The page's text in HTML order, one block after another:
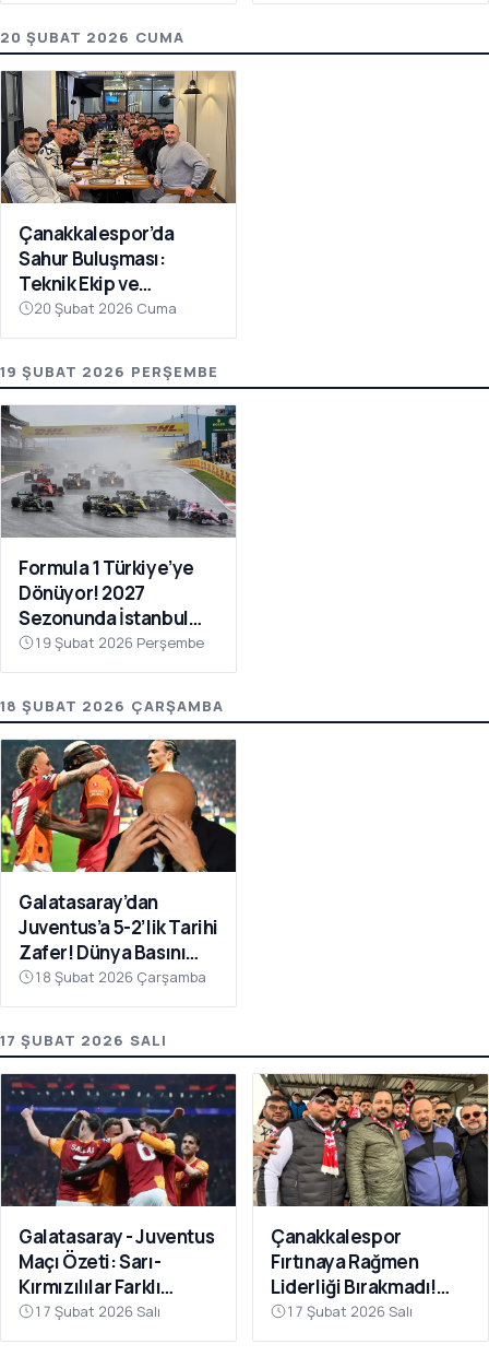
20 ŞUBAT 2026 CUMA
Çanakkalespor’da
Sahur Buluşması:
Teknik Ekip ve
Futbolcular Aynı
Sofrada
20 Şubat 2026 Cuma
19 ŞUBAT 2026 PERŞEMBE
Formula 1 Türkiye’ye
Dönüyor! 2027
Sezonunda İstanbul
Park Takvimde
19 Şubat 2026 Perşembe
18 ŞUBAT 2026 ÇARŞAMBA
Galatasaray’dan
Juventus’a 5-2’lik Tarihi
Zafer! Dünya Basını
Manşetlere Taşıdı
18 Şubat 2026 Çarşamba
17 ŞUBAT 2026 SALI
Galatasaray - Juventus
Maçı Özeti: Sarı-
Kırmızılılar Farklı
Kazandı
17 Şubat 2026 Salı
Çanakkalespor
Fırtınaya Rağmen
Liderliği Bırakmadı!
Bayramiç
Deplasmanında Kritik 3
17 Şubat 2026 Salı